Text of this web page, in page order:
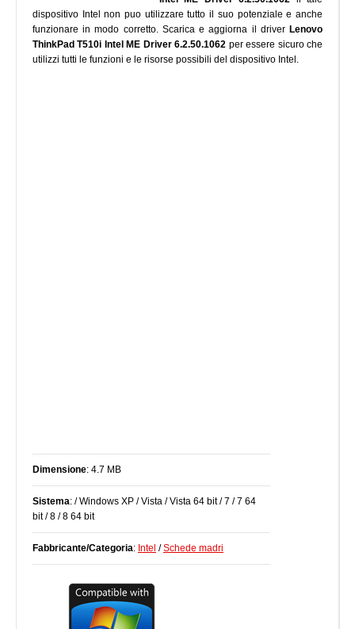
dispositivo Intel non puo utilizzare tutto il suo potenziale e anche
funzionare in modo corretto. Scarica e aggiorna il driver Lenovo
ThinkPad T510i Intel ME Driver 6.2.50.1062 per essere sicuro che
utilizzi tutti le funzioni e le risorse possibili del dispositivo Intel.
Dimensione: 4.7 MB
Sistema: / Windows XP / Vista / Vista 64 bit / 7 / 7 64
bit / 8 / 8 64 bit
Fabbricante/Categoria: Intel /Schede madri